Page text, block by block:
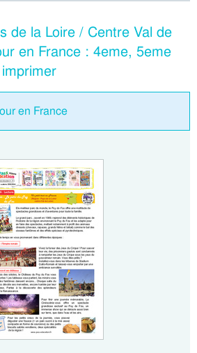
de la Loire / Centre Val de
en France : 4eme, 5eme
en France